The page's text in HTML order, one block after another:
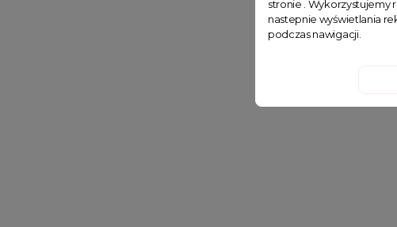
stronie . Wykorzystujemy
nastepnie wyświetlania
podczas nawigacji.